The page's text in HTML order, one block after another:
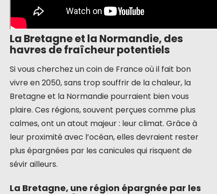
La Bretagne et la Normandie, des
havres de fraîcheur potentiels
Si vous cherchez un coin de France où il fait bon
vivre en 2050, sans trop souffrir de la chaleur, la
Bretagne et la Normandie pourraient bien vous
plaire. Ces régions, souvent perçues comme plus
calmes, ont un atout majeur : leur climat. Grâce à
leur proximité avec l’océan, elles devraient rester
plus épargnées par les canicules qui risquent de
sévir ailleurs.
La Bretagne, une région épargnée par les